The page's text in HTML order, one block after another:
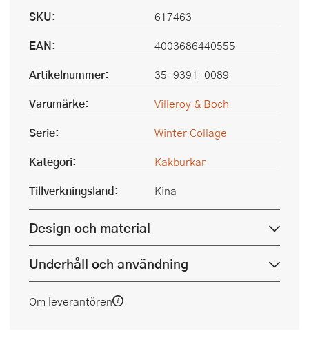
SKU:
617463
EAN:
4003686440555
Artikelnummer:
35-9391-0089
Varumärke:
Villeroy & Boch
Serie:
Winter Collage
Kategori:
Kakburkar
Tillverkningsland:
Kina
Design och material
Underhåll och användning
Om leverantören